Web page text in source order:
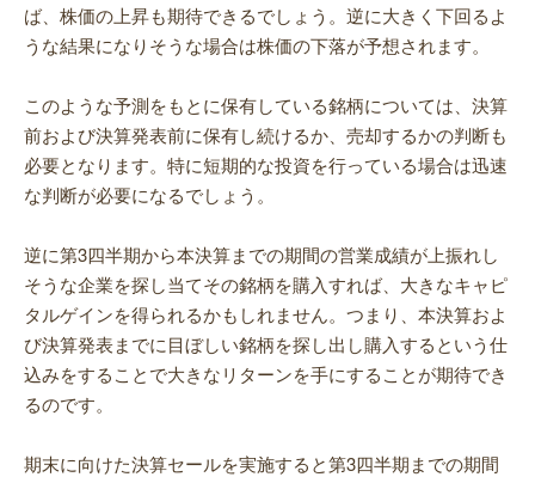
ば、株価の上昇も期待できるでしょう。逆に大きく下回るよ
うな結果になりそうな場合は株価の下落が予想されます。
このような予測をもとに保有している銘柄については、決算
前および決算発表前に保有し続けるか、売却するかの判断も
必要となります。特に短期的な投資を行っている場合は迅速
な判断が必要になるでしょう。
逆に第3四半期から本決算までの期間の営業成績が上振れし
そうな企業を探し当てその銘柄を購入すれば、大きなキャピ
タルゲインを得られるかもしれません。つまり、本決算およ
び決算発表までに目ぼしい銘柄を探し出し購入するという仕
込みをすることで大きなリターンを手にすることが期待でき
るのです。
期末に向けた決算セールを実施すると第3四半期までの期間